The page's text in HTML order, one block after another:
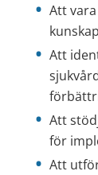
Att
Att
Att
för
Att